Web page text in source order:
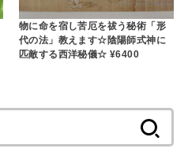
物に命を宿し苦厄を祓う秘術「形
代の法」教えます☆陰陽師式神に
匹敵する西洋秘儀☆ ¥6400
索